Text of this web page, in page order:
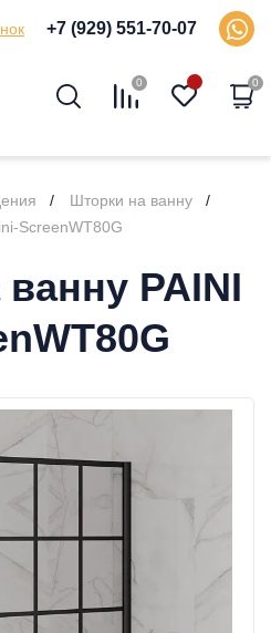
+7 (929) 551-70-07
0 0
Шторки на ванну
ScreenWT80G
PAINI